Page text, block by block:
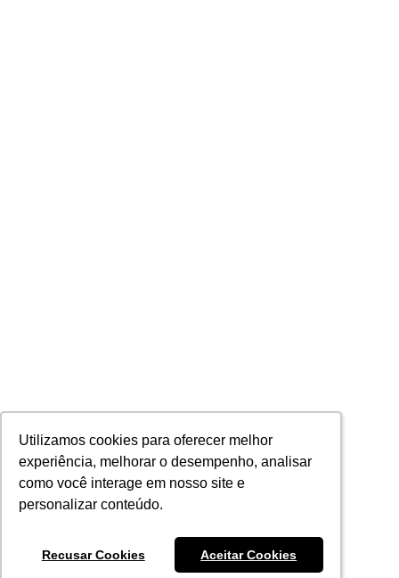
Utilizamos cookies para oferecer melhor
experiência, melhorar o desempenho, analisar
como você interage em nosso site e
personalizar conteúdo.
Recusar Cookies Aceitar Cookies
Utilizamos cookies para oferecer melhor
experiência, melhorar o desempenho, analisar
como você interage em nosso site e
personalizar conteúdo.
Recusar Cookies Aceitar Cookies